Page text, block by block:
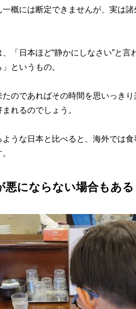
概には断定できませんが、実は
「日本ほど“静かにしなさい”と言
というもの。
のであればその時間を思いっき
れるのでしょう。
うな日本と比べると、海外では
悪にならない場合もある